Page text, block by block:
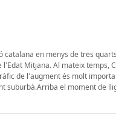
en menys de tres
Mitjana. Al mateix temps,
de l'augment és molt
suburbà.Arriba el moment de